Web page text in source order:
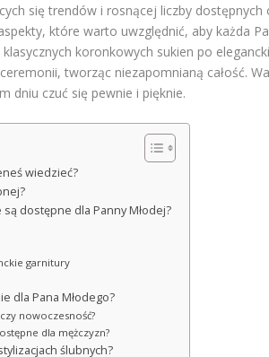
się trendów i rosnącej liczby
które warto uwzględnić, aby każda
koronkowych sukien po
tworząc niezapomnianą całość.
dniu czuć się pewnie i pięknie.
wiedzieć?
dostępne dla Panny Młodej?
garnitury
dla Pana Młodego?
nowoczesność?
dla mężczyzn?
ślubnych?